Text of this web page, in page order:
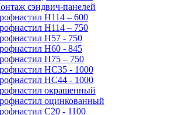
сэндвич-панелей
Н114 – 600
Н114 – 750
Н57 - 750
Н60 - 845
Н75 – 750
НС35 - 1000
НС44 - 1000
окрашенный
оцинкованный
С20 - 1100